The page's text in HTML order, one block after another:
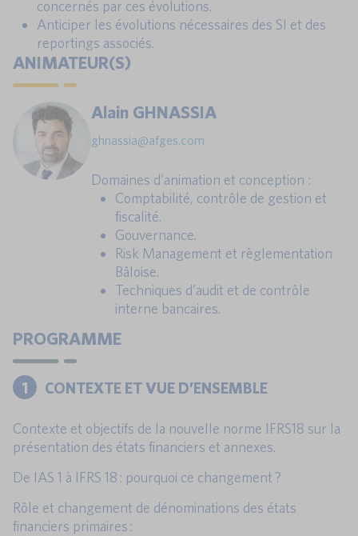
concernés par ces évolutions.
Anticiper les évolutions nécessaires des SI et des
reportings associés.
ANIMATEUR(S)
Alain GHNASSIA
ghnassia@afges.com
Domaines d’animation et conception :
Comptabilité, contrôle de gestion et
fiscalité.
Gouvernance.
Risk Management et règlementation
Bâloise.
Techniques d’audit et de contrôle
interne bancaires.
PROGRAMME
1 CONTEXTE ET VUE D’ENSEMBLE
Contexte et objectifs de la nouvelle norme IFRS18 sur la
présentation des états financiers et annexes.
De IAS 1 à IFRS 18 : pourquoi ce changement ?
Rôle et changement de dénominations des états
financiers primaires :